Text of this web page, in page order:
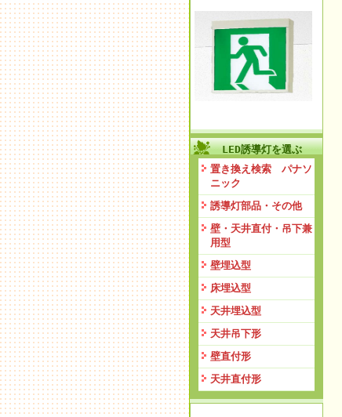
LED誘導灯を選ぶ
置き換え検索 パナソ
ニック
誘導灯部品・その他
壁・天井直付・吊下兼
用型
壁埋込型
床埋込型
天井埋込型
天井吊下形
壁直付形
天井直付形